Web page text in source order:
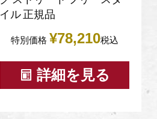
イル 正規品
特別価格 ¥78,210税込
詳細を見る